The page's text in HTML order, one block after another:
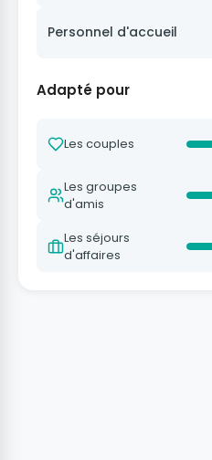
Personnel d'accueil
Adapté pour
Les couples
Les groupes
d'amis
Les séjours
d'affaires